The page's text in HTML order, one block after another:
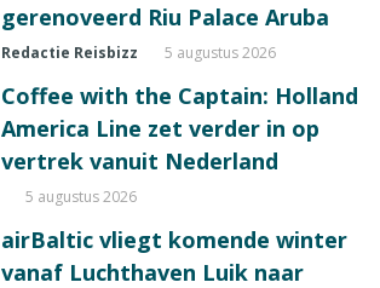
gerenoveerd Riu Palace Aruba
Redactie Reisbizz 5 augustus 2026
Coffee with the Captain: Holland
America Line zet verder in op
vertrek vanuit Nederland
5 augustus 2026
airBaltic vliegt komende winter
vanaf Luchthaven Luik naar